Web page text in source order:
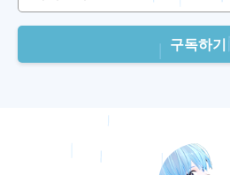
구독하기